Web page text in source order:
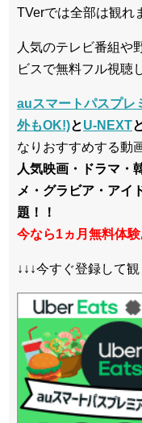
TVerでは全部は観れ
人気のテレビ番組や
ビスで無料フル視聴
auスマートパスプレ
外もOK!)とU-NEXT
なりおすすめする動
人気映画・ドラマ・
メ・グラビア・アイ
題！！
今なら1ヵ月無料体験
↓↓↓今すぐ登録して